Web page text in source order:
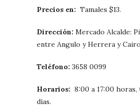
Precios en: Tamales $13.
Dirección: Mercado Alcalde:
entre Angulo y Herrera y
Teléfono: 3658 0099
Horarios: 8:00 a 17:00
días.